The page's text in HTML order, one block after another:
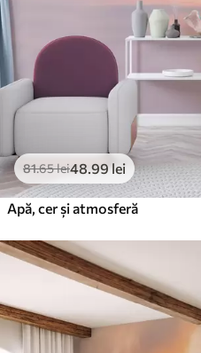
Vinil Premium
250 .00
Peel and Stick
/m²
81.65lei48 .99lei
Apă, cer și atmosferă